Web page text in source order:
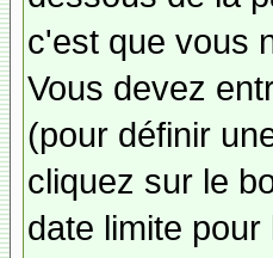
c'est que vous
Vous devez
(pour définir
cliquez sur le
date limite